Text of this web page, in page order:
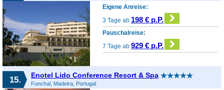
Eigene Anreise:
3 Tage ab 198 € p.P.
Pauschalreise:
7 Tage ab929 € p.P.
15. Enotel Lido Conference Resort & Spa
Funchal, Madeira, Portugal